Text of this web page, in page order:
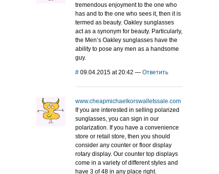
tremendous enjoyment to the one who
has and to the one who sees it, then it is
termed as beauty. Oakley sunglasses
act as a synonym for beauty. Particularly,
the Men’s Oakley sunglasses have the
ability to pose any men as a handsome
guy.
# 09.04.2015 at 20:42 — Ответить
www.cheapmichaelkorswalletssale.com
If you are interested in selling polarized
sunglasses, you can sign in our
polarization. If you have a convenience
store or retail store, then you should
consider any counter or floor display
rotary display. Our counter top displays
come in a variety of different styles and
have 3 of 48 in any place right.